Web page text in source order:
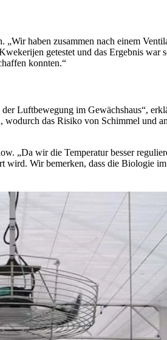
haben zusammen nach einem
getestet und das Ergebnis
konnten.“
Luftbewegung im Gewächshaus“,
das Risiko von Schimmel und
„Da wir die Temperatur besser
wird. Wir bemerken, dass die Biologie